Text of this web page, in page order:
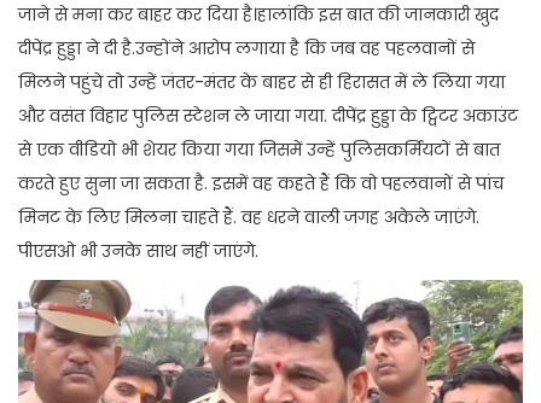
जाने से मना कर बाहर कर दिया है।हालांकि इस बात की जानकारी खुद
दीपेंद्र हुड्डा ने दी है.उन्होंने आरोप लगाया है कि जब वह पहलवानों से
मिलने पहुंचे तो उन्हें जंतर-मंतर के बाहर से ही हिरासत में ले लिया गया
और वसंत विहार पुलिस स्टेशन ले जाया गया. दीपेंद्र हुड्डा के ट्विटर अकाउंट
से एक वीडियो भी शेयर किया गया जिसमें उन्हें पुलिसकर्मियटों से बात
करते हुए सुना जा सकता है. इसमें वह कहते हैं कि वो पहलवानों से पांच
मिनट के लिए मिलना चाहते हैं. वह धरने वाली जगह अकेले जाएंगे.
पीएसओ भी उनके साथ नहीं जाएंगे.